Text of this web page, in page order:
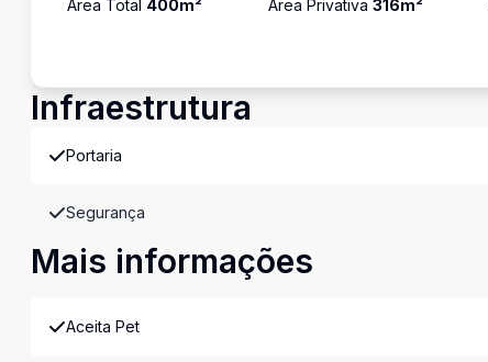
Área Total 400m² Área Privativa 316m²
Infraestrutura
Portaria
Segurança
Mais informações
Aceita Pet